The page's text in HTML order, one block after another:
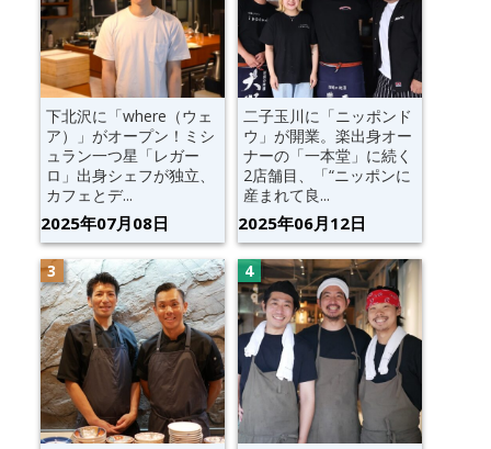
下北沢に「where（ウェ
ア）」がオープン！ミシ
ュラン一つ星「レガー
ロ」出身シェフが独立、
カフェとデ...
2025年07月08日
二子玉川に「ニッポンド
ウ」が開業。楽出身オー
ナーの「一本堂」に続く
2店舗目、「“ニッポンに
産まれて良...
2025年06月12日